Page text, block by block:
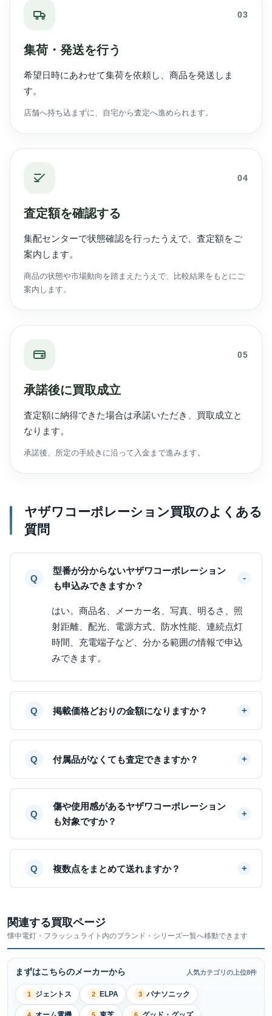
03
集荷・発送を行う
希望日時にあわせて集荷を依頼し、商品を発送しま
す。
店舗へ持ち込まずに、自宅から査定へ進められます。
04
査定額を確認する
集配センターで状態確認を行ったうえで、査定額をご
案内します。
商品の状態や市場動向を踏まえたうえで、比較結果をもとにご
案内します。
05
承諾後に買取成立
査定額に納得できた場合は承諾いただき、買取成立と
なります。
承諾後、所定の手続きに沿って入金まで進みます。
ヤザワコーポレーション買取のよくある
質問
型番が分からないヤザワコーポレーション
も申込みできますか？
はい。商品名、メーカー名、写真、明るさ、照
射距離、配光、電源方式、防水性能、連続点灯
時間、充電端子など、分かる範囲の情報で申込
みできます。
掲載価格どおりの金額になりますか？
付属品がなくても査定できますか？
傷や使用感があるヤザワコーポレーション
も対象ですか？
複数点をまとめて送れますか？
関連する買取ページ
懐中電灯・フラッシュライト内のブランド・シリーズ一覧へ移動できます
まずはこちらのメーカーから 人気カテゴリの上位8件
1 ジェントス 2 ELPA 3 パナソニック